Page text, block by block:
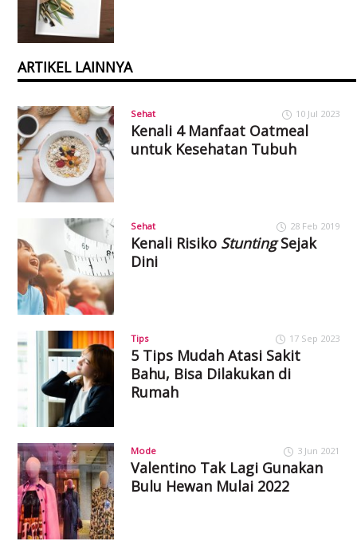
ARTIKEL LAINNYA
Sehat 10 Jul 2023
Kenali 4 Manfaat Oatmeal
untuk Kesehatan Tubuh
Sehat 28 Feb 2019
Kenali Risiko StuntingSejak
Dini
Tips 17 Sep 2023
5 Tips Mudah Atasi Sakit
Bahu, Bisa Dilakukan di
Rumah
Mode 3 Jun 2021
Valentino Tak Lagi Gunakan
Bulu Hewan Mulai 2022